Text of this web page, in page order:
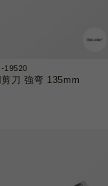
19520
剪刀 強弯 135mm